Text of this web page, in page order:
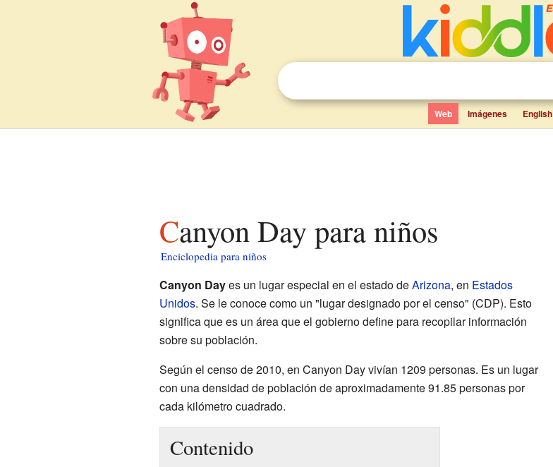
Web Imágenes English
Canyon Day para niños
Enciclopedia para niños
Canyon Dayes un lugar especial en el estado deArizona, en Estados
Unidos. Se le conoce como un "lugar designado por el censo" (CDP). Esto
significa que es un área que el gobierno define para recopilar información
sobre su población.
Según el censo de 2010, en Canyon Day vivían 1209 personas. Es un lugar
con una densidad de población de aproximadamente 91.85 personas por
cada kilómetro cuadrado.
Contenido